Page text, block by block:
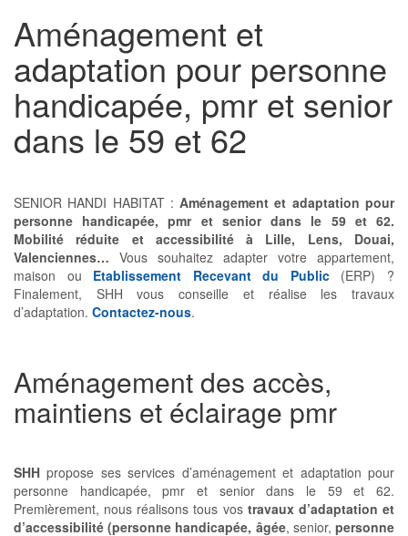
Aménagement et
adaptation pour personne
handicapée, pmr et senior
dans le 59 et 62
SENIOR HANDI HABITAT :Aménagement et adaptation pour
personne handicapée, pmr et senior dans le 59 et 62.
Mobilité réduite et accessibilité à Lille, Lens, Douai,
Valenciennes… Vous souhaitez adapter votre appartement,
maison ou Etablissement Recevant du Public(ERP) ?
Finalement, SHH vous conseille et réalise les travaux
d’adaptation. Contactez-nous.
Aménagement des accès,
maintiens et éclairage pmr
SHH propose ses services d’aménagement et adaptation pour
personne handicapée, pmr et senior dans le 59 et 62.
Premièrement, nous réalisons tous vos travaux d’adaptation et
d’accessibilité (personne handicapée, âgée, senior,personne